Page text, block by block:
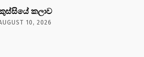
කලාව
10, 2026